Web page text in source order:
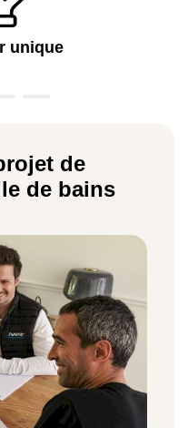
unique
de
de bains